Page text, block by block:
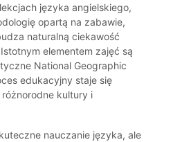
języka angielskiego,
opartą na zabawie,
naturalną ciekawość
elementem zajęć są
National Geographic
edukacyjny staje się
kultury i
nauczanie języka, ale